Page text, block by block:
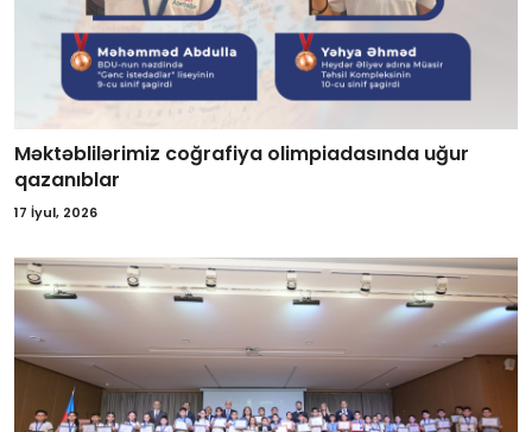
Məktəblilərimiz coğrafiya olimpiadasında uğur
qazanıblar
17 İyul, 2026